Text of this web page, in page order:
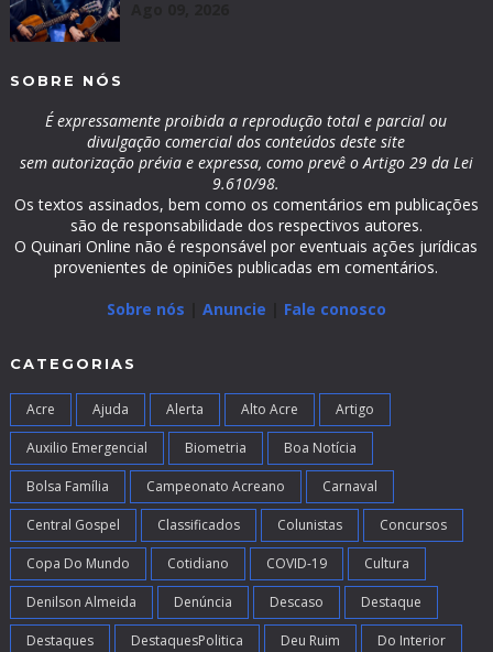
SOBRE NÓS
É expressamente proibida a reprodução total e parcial ou
divulgação comercial dos conteúdos deste site
sem autorização prévia e expressa, como prevê o Artigo 29 da Lei
9.610/98.
Os textos assinados, bem como os comentários em publicações
são de responsabilidade dos respectivos autores.
O Quinari Online não é responsável por eventuais ações jurídicas
provenientes de opiniões publicadas em comentários.
Sobre nós
Anuncie Fale conosco
CATEGORIAS
Acre Ajuda Alerta Alto Acre Artigo
Auxilio Emergencial Biometria Boa Notícia
Bolsa Família Campeonato Acreano Carnaval
Central Gospel Classificados Colunistas Concursos
Copa Do Mundo Cotidiano COVID-19 Cultura
Denilson Almeida Denúncia Descaso Destaque
Destaques DestaquesPolitica Deu Ruim Do Interior